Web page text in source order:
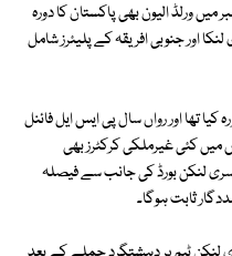
ورلڈ الیون بھی پاکستان کا دورہ
اور جنوبی افریقہ کے پلیئرز شامل
تھا اور رواں سال پی ایس ایل فائنل
میں کئی غیرملکی کرکٹرز بھی
لنکن بورڈ کی جانب سے فیصلہ
ثابت ہوگا۔